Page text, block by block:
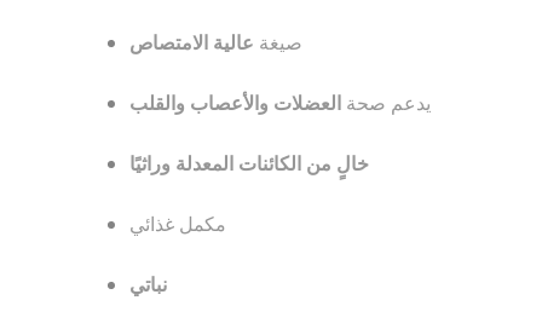
صيغة عالية الامتصاص
يدعم صحة العضلات والأعصاب والقلب
خالٍ من الكائنات المعدلة وراثيًا
مكمل غذائي
نباتي